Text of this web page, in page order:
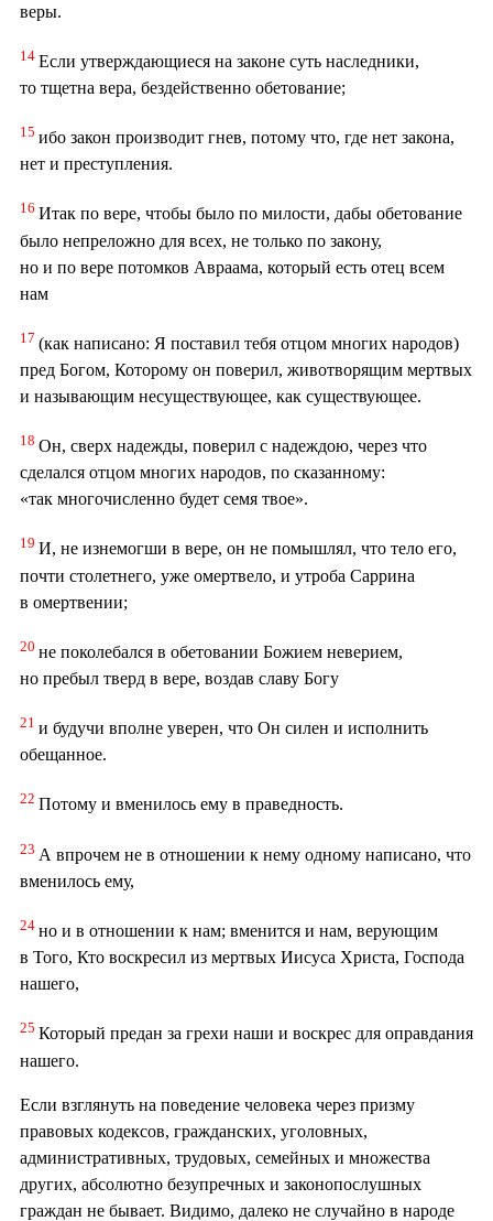
веры.
14 Если утверждающиеся на законе суть наследники,
то тщетна вера, бездейственно обетование;
15 ибо закон производит гнев, потому что, где нет закона,
нет и преступления.
16 Итак по вере, чтобы было по милости, дабы обетование
было непреложно для всех, не только по закону,
но и по вере потомков Авраама, который есть отец всем
нам
17 (как написано: Я поставил тебя отцом многих народов)
пред Богом, Которому он поверил, животворящим мертвых
и называющим несуществующее, как существующее.
18 Он, сверх надежды, поверил с надеждою, через что
сделался отцом многих народов, по сказанному:
«так многочисленно будет семя твое».
19 И, не изнемогши в вере, он не помышлял, что тело его,
почти столетнего, уже омертвело, и утроба Саррина
в омертвении;
20 не поколебался в обетовании Божием неверием,
но пребыл тверд в вере, воздав славу Богу
21 и будучи вполне уверен, что Он силен и исполнить
обещанное.
22 Потому и вменилось ему в праведность.
23 А впрочем не в отношении к нему одному написано, что
вменилось ему,
24 но и в отношении к нам; вменится и нам, верующим
в Того, Кто воскресил из мертвых Иисуса Христа, Господа
нашего,
25 Который предан за грехи наши и воскрес для оправдания
нашего.
Если взглянуть на поведение человека через призму
правовых кодексов, гражданских, уголовных,
административных, трудовых, семейных и множества
других, абсолютно безупречных и законопослушных
граждан не бывает. Видимо, далеко не случайно в народе